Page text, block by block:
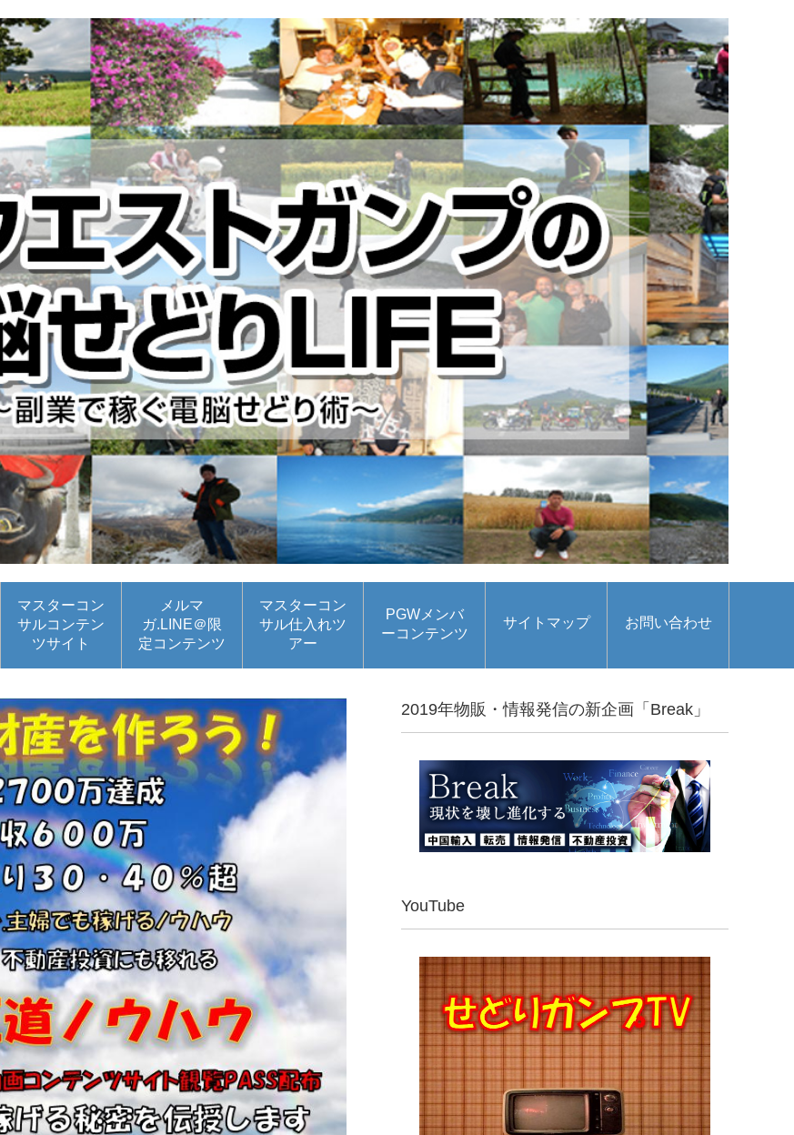
マスターコン
サルコンテン
ツサイト
メルマ
ガ.LINE＠限
定コンテンツ
マスターコン
サル仕入れツ
アー
PGWメンバ
ーコンテンツ
サイトマップ お問い合わせ
2019年物販・情報発信の新企画「Break」
YouTube